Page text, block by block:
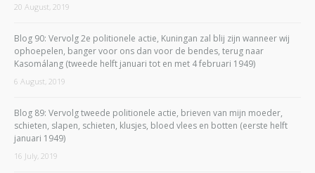
20 August, 2019
Blog 90: Vervolg 2e politionele actie, Kuningan zal blij zijn wanneer wij
ophoepelen, banger voor ons dan voor de bendes, terug naar
Kasomálang (tweede helft januari tot en met 4 februari 1949)
6 August, 2019
Blog 89: Vervolg tweede politionele actie, brieven van mijn moeder,
schieten, slapen, schieten, klusjes, bloed vlees en botten (eerste helft
januari 1949)
16 July, 2019